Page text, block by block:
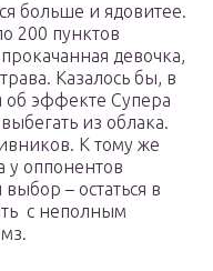
больше и ядовитее.
200 пунктов
девочка,
Казалось бы, в
об эффекте Супера
из облака.
К тому же
у оппонентов
– остаться в
с неполным